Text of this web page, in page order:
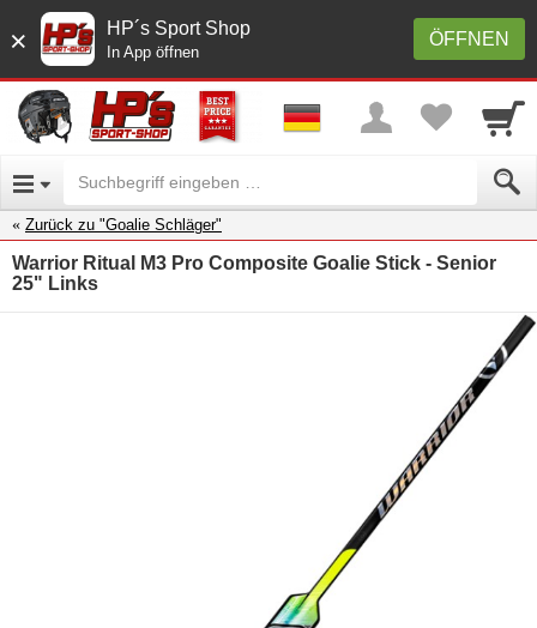
× ÖFFNEN
HP´s Sport Shop
In App öffnen
Zurück zu "Goalie Schläger"
Warrior Ritual M3 Pro Composite Goalie Stick - Senior
25" Links